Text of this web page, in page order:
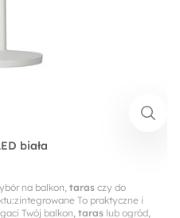
biała
na balkon, taras czy do
To praktyczne i
Twój balkon, taras lub ogród,